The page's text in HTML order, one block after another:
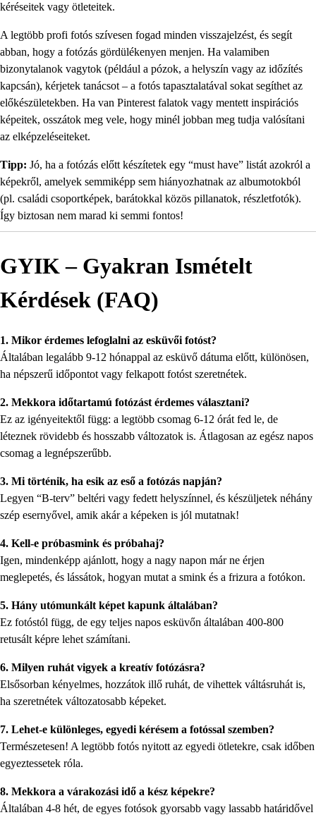
kéréseitek vagy ötleteitek.
A legtöbb profi fotós szívesen fogad minden visszajelzést, és segít
abban, hogy a fotózás gördülékenyen menjen. Ha valamiben
bizonytalanok vagytok (például a pózok, a helyszín vagy az időzítés
kapcsán), kérjetek tanácsot – a fotós tapasztalatával sokat segíthet az
előkészületekben. Ha van Pinterest falatok vagy mentett inspirációs
képeitek, osszátok meg vele, hogy minél jobban meg tudja valósítani
az elképzeléseiteket.
Tipp: Jó, ha a fotózás előtt készítetek egy “must have” listát azokról a
képekről, amelyek semmiképp sem hiányozhatnak az albumotokból
(pl. családi csoportképek, barátokkal közös pillanatok, részletfotók).
Így biztosan nem marad ki semmi fontos!
GYIK – Gyakran Ismételt
Kérdések (FAQ)
1. Mikor érdemes lefoglalni az esküvői fotóst?
Általában legalább 9-12 hónappal az esküvő dátuma előtt, különösen,
ha népszerű időpontot vagy felkapott fotóst szeretnétek.
2. Mekkora időtartamú fotózást érdemes választani?
Ez az igényeitektől függ: a legtöbb csomag 6-12 órát fed le, de
léteznek rövidebb és hosszabb változatok is. Átlagosan az egész napos
csomag a legnépszerűbb.
3. Mi történik, ha esik az eső a fotózás napján?
Legyen “B-terv” beltéri vagy fedett helyszínnel, és készüljetek néhány
szép esernyővel, amik akár a képeken is jól mutatnak!
4. Kell-e próbasmink és próbahaj?
Igen, mindenképp ajánlott, hogy a nagy napon már ne érjen
meglepetés, és lássátok, hogyan mutat a smink és a frizura a fotókon.
5. Hány utómunkált képet kapunk általában?
Ez fotóstól függ, de egy teljes napos esküvőn általában 400-800
retusált képre lehet számítani.
6. Milyen ruhát vigyek a kreatív fotózásra?
Elsősorban kényelmes, hozzátok illő ruhát, de vihettek váltásruhát is,
ha szeretnétek változatosabb képeket.
7. Lehet-e különleges, egyedi kérésem a fotóssal szemben?
Természetesen! A legtöbb fotós nyitott az egyedi ötletekre, csak időben
egyeztessetek róla.
8. Mekkora a várakozási idő a kész képekre?
Általában 4-8 hét, de egyes fotósok gyorsabb vagy lassabb határidővel